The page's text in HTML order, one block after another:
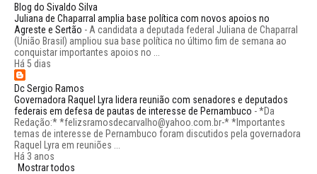
Blog do Sivaldo Silva
Juliana de Chaparral amplia base política com novos apoios no
Agreste e Sertão - A candidata a deputada federal Juliana de Chaparral
(União Brasil) ampliou sua base política no último fim de semana ao
conquistar importantes apoios no ...
Há 5 dias
Dc Sergio Ramos
Governadora Raquel Lyra lidera reunião com senadores e deputados
federais em defesa de pautas de interesse de Pernambuco -*Da
Redação:* *felizsramosdecarvalho@yahoo.com.br-* *Importantes
temas de interesse de Pernambuco foram discutidos pela governadora
Raquel Lyra em reuniões ...
Há 3 anos
Mostrar todos